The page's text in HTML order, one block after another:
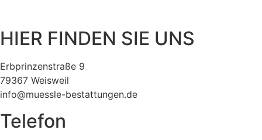
HIER FINDEN SIE UNS
Erbprinzenstraße 9
79367 Weisweil
info@muessle-bestattungen.de
Telefon